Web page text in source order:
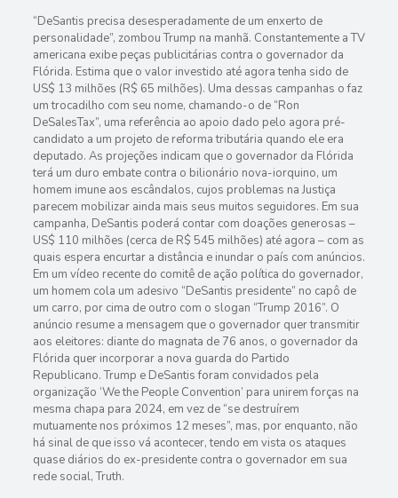
“DeSantis precisa desesperadamente de um enxerto de
personalidade”, zombou Trump na manhã. Constantemente a TV
americana exibe peças publicitárias contra o governador da
Flórida. Estima que o valor investido até agora tenha sido de
US$ 13 milhões (R$ 65 milhões). Uma dessas campanhas o faz
um trocadilho com seu nome, chamando-o de “Ron
DeSalesTax”, uma referência ao apoio dado pelo agora pré-
candidato a um projeto de reforma tributária quando ele era
deputado. As projeções indicam que o governador da Flórida
terá um duro embate contra o bilionário nova-iorquino, um
homem imune aos escândalos, cujos problemas na Justiça
parecem mobilizar ainda mais seus muitos seguidores. Em sua
campanha, DeSantis poderá contar com doações generosas –
US$ 110 milhões (cerca de R$ 545 milhões) até agora – com as
quais espera encurtar a distância e inundar o país com anúncios.
Em um vídeo recente do comitê de ação política do governador,
um homem cola um adesivo “DeSantis presidente” no capô de
um carro, por cima de outro com o slogan “Trump 2016”. O
anúncio resume a mensagem que o governador quer transmitir
aos eleitores: diante do magnata de 76 anos, o governador da
Flórida quer incorporar a nova guarda do Partido
Republicano. Trump e DeSantis foram convidados pela
organização ‘We the People Convention’ para unirem forças na
mesma chapa para 2024, em vez de “se destruírem
mutuamente nos próximos 12 meses”, mas, por enquanto, não
há sinal de que isso vá acontecer, tendo em vista os ataques
quase diários do ex-presidente contra o governador em sua
rede social, Truth.